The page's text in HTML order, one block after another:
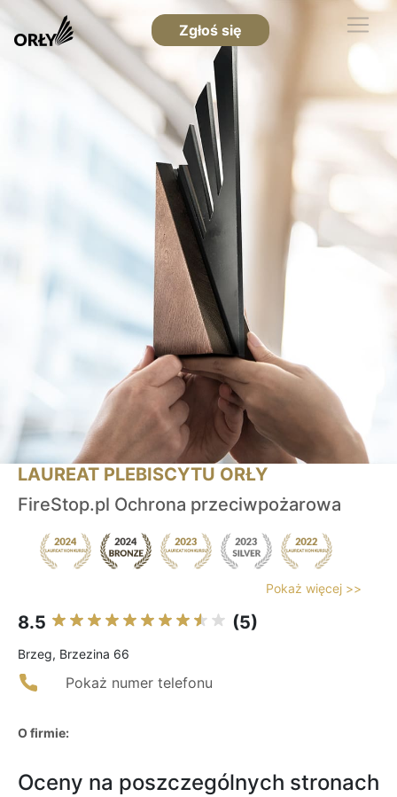
Zgłoś się
LAUREAT PLEBISCYTU ORŁY
FireStop.pl Ochrona przeciwpożarowa
Pokaż więcej >>
8.5 (5)
Brzeg, Brzezina 66
Pokaż numer telefonu
O firmie:
Oceny na poszczególnych stronach